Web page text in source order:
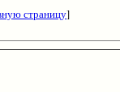
страницу]